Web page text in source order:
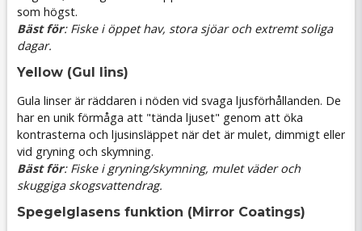
som högst.
Bäst för: Fiske i öppet hav, stora sjöar och extremt soliga
dagar.
Yellow (Gul lins)
Gula linser är räddaren i nöden vid svaga ljusförhållanden. De
har en unik förmåga att "tända ljuset" genom att öka
kontrasterna och ljusinsläppet när det är mulet, dimmigt eller
vid gryning och skymning.
Bäst för: Fiske i gryning/skymning, mulet väder och
skuggiga skogsvattendrag.
Spegelglasens funktion (Mirror Coatings)